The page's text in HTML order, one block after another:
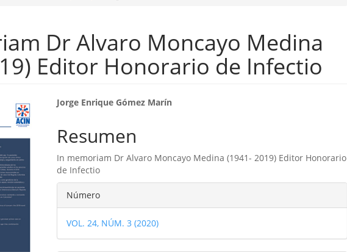
Dr Alvaro Moncayo Medina
Editor Honorario de Infectio
Contenido
principal
del
artículo
Jorge Enrique Gómez Marín
Resumen
In memoriam Dr Alvaro Moncayo Medina (1941- 2019) Editor Honorario
de Infectio
Detalles
del
artículo
Número
VOL. 24, NÚM. 3 (2020)